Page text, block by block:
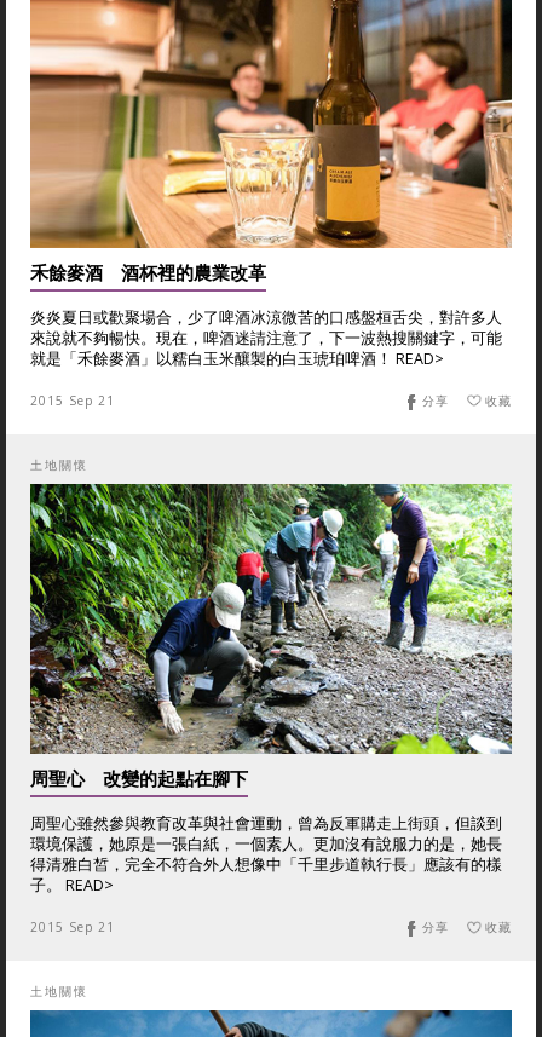
禾餘麥酒 酒杯裡的農業改革
炎炎夏日或歡聚場合，少了啤酒冰涼微苦的口感盤桓舌尖，對許多人
來說就不夠暢快。現在，啤酒迷請注意了，下一波熱搜關鍵字，可能
就是「禾餘麥酒」以糯白玉米釀製的白玉琥珀啤酒！ READ>
2015 Sep 21 收藏
分享
土地關懷
周聖心 改變的起點在腳下
周聖心雖然參與教育改革與社會運動，曾為反軍購走上街頭，但談到
環境保護，她原是一張白紙，一個素人。更加沒有說服力的是，她長
得清雅白皙，完全不符合外人想像中「千里步道執行長」應該有的樣
子。 READ>
2015 Sep 21 收藏
分享
土地關懷